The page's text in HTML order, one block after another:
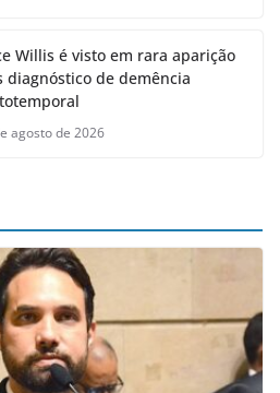
Willis é visto em rara aparição
diagnóstico de demência
agosto de 2026